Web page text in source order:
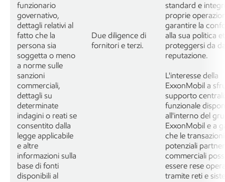
funzionario
governativo,
dettagli relativi al
fatto che la
persona sia
soggetta o meno
a norme sulle
sanzioni
commerciali,
dettagli su
determinate
indagini o reati se
consentito dalla
legge applicabile
e altre
informazioni sulla
base di fonti
disponibili al
Due diligence di
fornitori e terzi.
standard e
proprie
garantire la
alla sua politica
proteggersi da
reputazione.
L'interesse della
ExxonMobil a
supporto
funzionale
all'interno del
ExxonMobil e a
che le
potenziali partner
commerciali
essere rese
tramite reti e